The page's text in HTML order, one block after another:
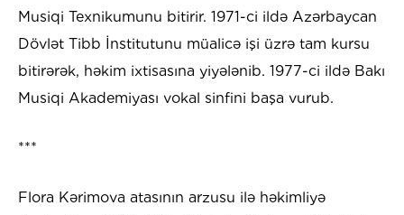
Musiqi Texnikumunu bitirir. 1971-ci ildə Azərbaycan
Dövlət Tibb İnstitutunu müalicə işi üzrə tam kursu
bitirərək, həkim ixtisasına yiyələnib. 1977-ci ildə Bakı
Musiqi Akademiyası vokal sinfini başa vurub.
***
Flora Kərimova atasının arzusu ilə həkimliyə